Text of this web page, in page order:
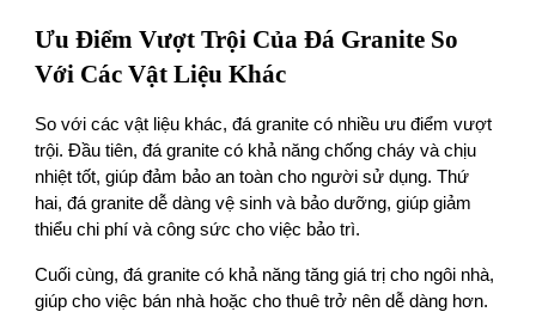
Ưu Điểm Vượt Trội Của Đá Granite So
Với Các Vật Liệu Khác
So với các vật liệu khác, đá granite có nhiều ưu điểm vượt
trội. Đầu tiên, đá granite có khả năng chống cháy và chịu
nhiệt tốt, giúp đảm bảo an toàn cho người sử dụng. Thứ
hai, đá granite dễ dàng vệ sinh và bảo dưỡng, giúp giảm
thiểu chi phí và công sức cho việc bảo trì.
Cuối cùng, đá granite có khả năng tăng giá trị cho ngôi nhà,
giúp cho việc bán nhà hoặc cho thuê trở nên dễ dàng hơn.